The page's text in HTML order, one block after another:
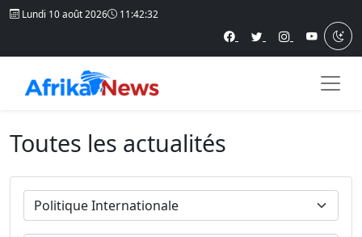
Lundi 10 août 2026 11:42:33
Toutes les actualités